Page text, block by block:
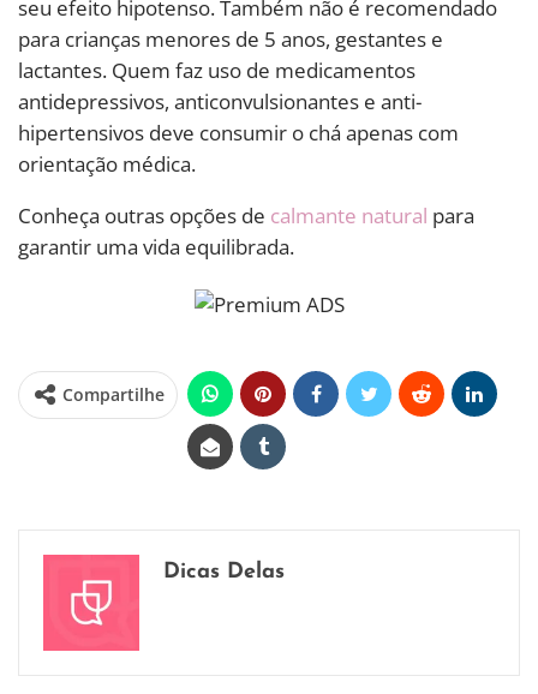
seu efeito hipotenso. Também não é recomendado
para crianças menores de 5 anos, gestantes e
lactantes. Quem faz uso de medicamentos
antidepressivos, anticonvulsionantes e anti-
hipertensivos deve consumir o chá apenas com
orientação médica.
Conheça outras opções de calmante natural para
garantir uma vida equilibrada.
Compartilhe
Dicas Delas